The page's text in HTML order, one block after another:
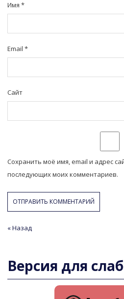
Имя *
Email *
Сайт
Сохранить моё имя, email и адрес
последующих моих комментариев.
Навигация
записям
« Назад
Версия для